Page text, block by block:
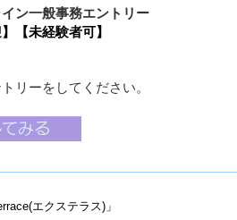
ン一般事務エントリー
【未経験者可】
リーをしてください。
エクステラス)」